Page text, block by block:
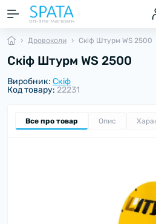
Дровоколи Скіф Штурм WS 2500
Скіф Штурм WS 2500
Виробник: Скіф
Код товару: 22231
Все про товар Опис